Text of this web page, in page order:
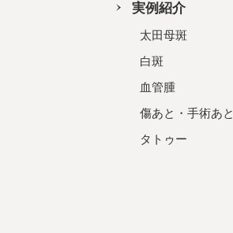
実例紹介
太田母斑
白斑
血管腫
傷あと・手術あと
タトゥー